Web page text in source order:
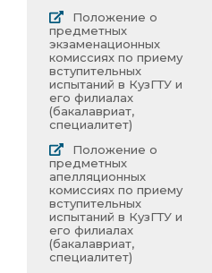
Положение о
предметных
экзаменационных
комиссиях по приему
вступительных
испытаний в КузГТУ и
его филиалах
(бакалавриат,
специалитет)
Положение о
предметных
апелляционных
комиссиях по приему
вступительных
испытаний в КузГТУ и
его филиалах
(бакалавриат,
специалитет)